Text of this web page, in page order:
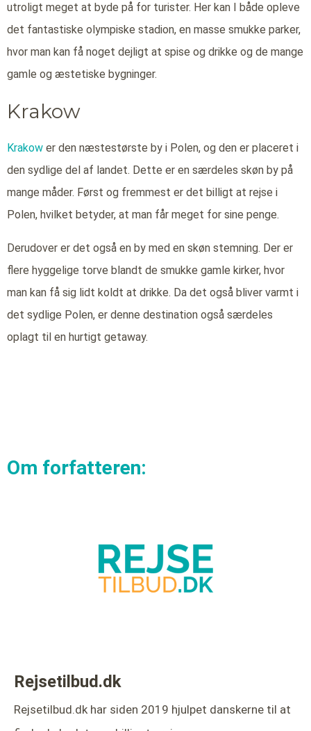
utroligt meget at byde på for turister. Her kan I både opleve
det fantastiske olympiske stadion, en masse smukke parker,
hvor man kan få noget dejligt at spise og drikke og de mange
gamle og æstetiske bygninger.
Krakow
Krakow er den næstestørste by i Polen, og den er placeret i
den sydlige del af landet. Dette er en særdeles skøn by på
mange måder. Først og fremmest er det billigt at rejse i
Polen, hvilket betyder, at man får meget for sine penge.
Derudover er det også en by med en skøn stemning. Der er
flere hyggelige torve blandt de smukke gamle kirker, hvor
man kan få sig lidt koldt at drikke. Da det også bliver varmt i
det sydlige Polen, er denne destination også særdeles
oplagt til en hurtigt getaway.
Om forfatteren:
Rejsetilbud.dk
Rejsetilbud.dk har siden 2019 hjulpet danskerne til at